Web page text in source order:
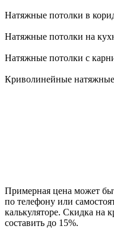
Натяжные потолки в
Натяжные потолки на
Натяжные потолки с
Криволинейные
Примерная цена может
по телефону или
калькуляторе. Скидка на
составить до 15%.